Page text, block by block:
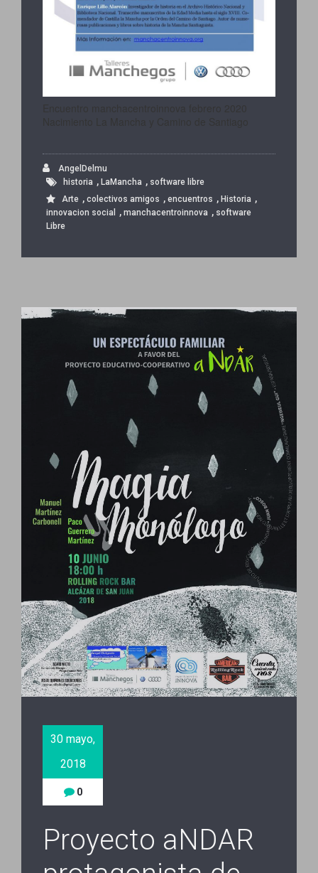
AngelDelmu
historia , LaMancha , software libre
Arte , colectivos amigos , encuentros , Historia ,
innovacion social , manchacentroinnova , software
Libre
30 mayo,
2018
0
Proyecto aNDAR